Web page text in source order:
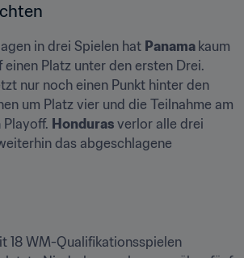
in drei Spielen hat Panama kaum
Platz unter den ersten Drei.
nur noch einen Punkt hinter den
um Platz vier und die Teilnahme am
Honduras verlor alle drei
das abgeschlagene
18 WM-Qualifikationsspielen